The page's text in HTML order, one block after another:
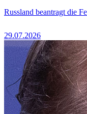
Russland beantragt die
29.07.2026